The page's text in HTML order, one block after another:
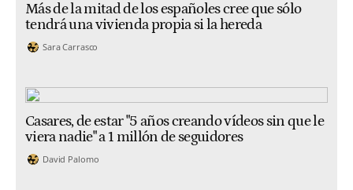
Más de la mitad de los españoles cree que sólo
tendrá una vivienda propia si la hereda
Sara Carrasco
Casares, de estar "5 años creando vídeos sin que le
viera nadie" a 1 millón de seguidores
David Palomo